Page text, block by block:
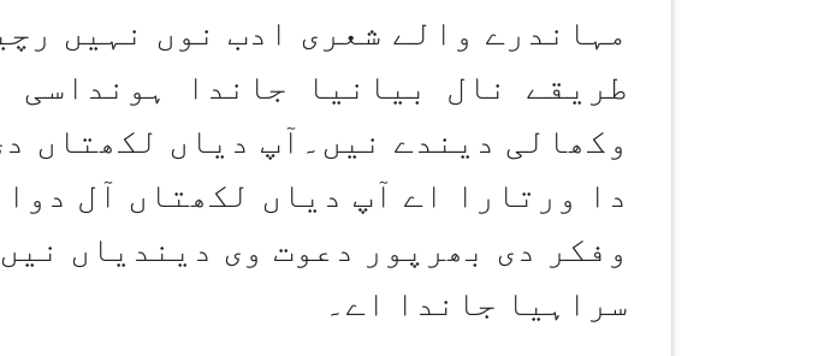
مہاندرے والے شعری ادب نوں نہیں
طریقے نال بیانیا جاندا
وکھالی دیندے نیں۔آپ دیاں لکھتاں
دا ورتارا اے آپ دیاں لکھتاں آل
وفکر دی بھرپور دعوت وی دیندیاں
سراہیا جاندا اے۔